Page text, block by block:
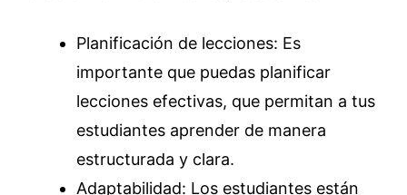
Planificación de lecciones: Es
importante que puedas planificar
lecciones efectivas, que permitan a tus
estudiantes aprender de manera
estructurada y clara.
Adaptabilidad: Los estudiantes están